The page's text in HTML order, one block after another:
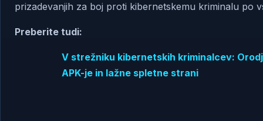
prizadevanjih za boj proti kibernetskemu kriminalu po
Preberite tudi:
V strežniku kibernetskih kriminalcev:
APK-je in lažne spletne strani